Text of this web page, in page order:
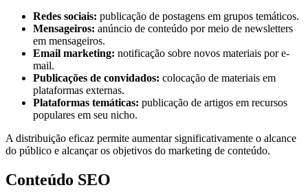
Redes sociais: publicação de postagens em grupos temáticos.
Mensageiros: anúncio de conteúdo por meio de newsletters
em mensageiros.
Email marketing: notificação sobre novos materiais por e-
mail.
Publicações de convidados: colocação de materiais em
plataformas externas.
Plataformas temáticas: publicação de artigos em recursos
populares em seu nicho.
A distribuição eficaz permite aumentar significativamente o alcance
do público e alcançar os objetivos do marketing de conteúdo.
Conteúdo SEO